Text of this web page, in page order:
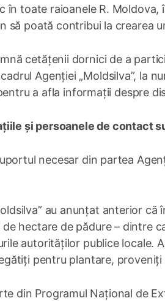
în toate raioanele R. Moldova,
să poată contribui la crearea
cetățenii dornici de a
Agenției „Moldsilva”, la
a afla informații despre
și persoanele de contact
necesar din partea
au anunțat anterior că
hectare de pădure – dintre
autorităților publice locale.
pentru plantare,
din Programul Național de